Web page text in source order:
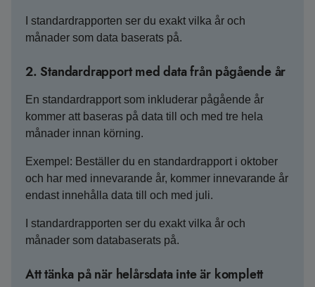
I standardrapporten ser du exakt vilka år och
månader som data baserats på.
2. Standardrapport med data från pågående år
En standardrapport som inkluderar pågående år
kommer att baseras på data till och med tre hela
månader innan körning.
Exempel: Beställer du en standardrapport i oktober
och har med innevarande år, kommer innevarande år
endast innehålla data till och med juli.
I standardrapporten ser du exakt vilka år och
månader som databaserats på.
Att tänka på när helårsdata inte är komplett